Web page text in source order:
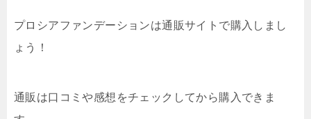
プロシアファンデーションは通販サイトで購入しまし
ょう！
通販は口コミや感想をチェックしてから購入できま